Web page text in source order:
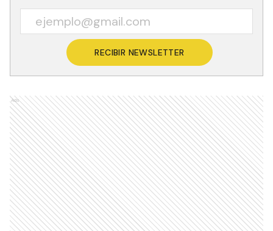
RECIBIR NEWSLETTER
Ads